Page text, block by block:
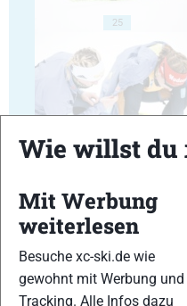
25
27
29
Wie willst du
Mit Werbung
weiterlesen
Besuche xc-ski.de wie
gewohnt mit Werbung und
Tracking. Alle Infos dazu